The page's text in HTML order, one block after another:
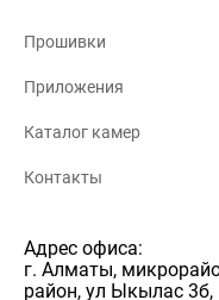
Прошивки
Приложения
Каталог камер
Контакты
Адрес офиса:
г. Алматы,
район, ул Ыкылас 3б,